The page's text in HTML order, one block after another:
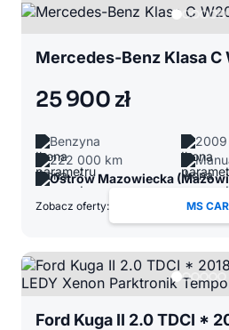
Mercedes-Benz Klasa C
25 900 zł
Benzyna
2009
222 000 km
Ostrów Mazowiecka
Zobacz oferty: MS CAR